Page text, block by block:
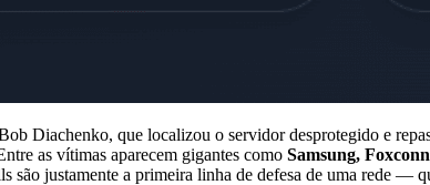
Diachenko, que localizou o servidor desprotegido e
as vítimas aparecem gigantes como Samsung,
são justamente a primeira linha de defesa de uma rede —